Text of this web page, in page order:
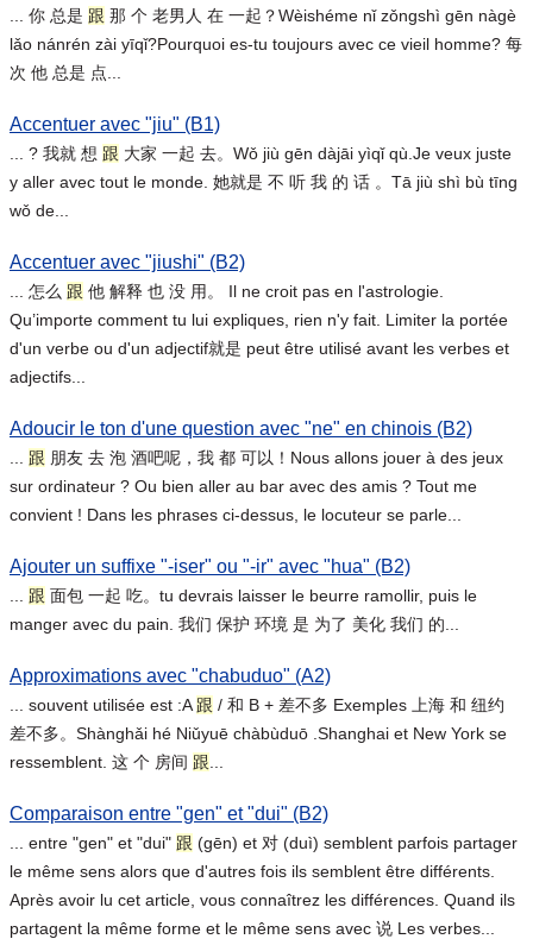
... 你 总是 跟 那 个 老男人 在 一起？Wèishéme nǐ zǒngshì gēn nàgè
lǎo nánrén zài yīqǐ?Pourquoi es-tu toujours avec ce vieil homme? 每
次 他 总是 点...
Accentuer avec "jiu" (B1)
... ? 我就 想 跟 大家 一起 去。Wǒ jiù gēn dàjāi yìqǐ qù.Je veux juste
y aller avec tout le monde. 她就是 不 听 我 的 话 。Tā jiù shì bù tīng
wǒ de...
Accentuer avec "jiushi" (B2)
... 怎么 跟 他 解释 也 没 用。 Il ne croit pas en l'astrologie.
Qu’importe comment tu lui expliques, rien n'y fait. Limiter la portée
d'un verbe ou d'un adjectif就是 peut être utilisé avant les verbes et
adjectifs...
Adoucir le ton d'une question avec "ne" en chinois (B2)
跟 朋友 去 泡 酒吧呢，我 都 可以！Nous allons jouer à des jeux
sur ordinateur ? Ou bien aller au bar avec des amis ? Tout me
convient ! Dans les phrases ci-dessus, le locuteur se parle...
Ajouter un suffixe "-iser" ou "-ir" avec "hua" (B2)
跟 面包 一起 吃。tu devrais laisser le beurre ramollir, puis le
manger avec du pain. 我们 保护 环境 是 为了 美化 我们 的...
Approximations avec "chabuduo" (A2)
... souvent utilisée est :A 跟 / 和 B + 差不多 Exemples 上海 和 纽约
差不多。Shànghǎi hé Niǔyuē chàbùduō .Shanghai et New York se
ressemblent. 这 个 房间 跟
Comparaison entre "gen" et "dui" (B2)
... entre "gen" et "dui" 跟 (gēn) et 对 (duì) semblent parfois partager
le même sens alors que d'autres fois ils semblent être différents.
Après avoir lu cet article, vous connaîtrez les différences. Quand ils
partagent la même forme et le même sens avec 说 Les verbes...